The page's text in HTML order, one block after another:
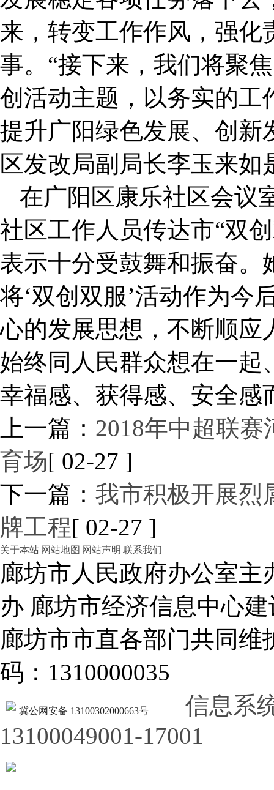
来，转变工作作风，强化
事。“接下来，我们将聚
创活动主题，以务实的工
提升广阳绿色发展、创新
区发改局副局长李玉来如
在广阳区康乐社区会议
社区工作人员传达市“双
表示十分受鼓舞和振奋。
将‘双创双服’活动作为今
心的发展思想，不断顺应
始终同人民群众想在一起
幸福感、获得感、安全感
上一篇： 2018年中超联
育场[ 02-27 ]
下一篇： 我市积极开展烈
牌工程[ 02-27 ]
关于本站|网站地图 |网站声明|联系我们
廊坊市人民政府办公室
办 廊坊市经济信息中心建
廊坊市市直各部门共同
码：1310000035
冀公网安备 13100302000663号
信息系
13100049001-17001